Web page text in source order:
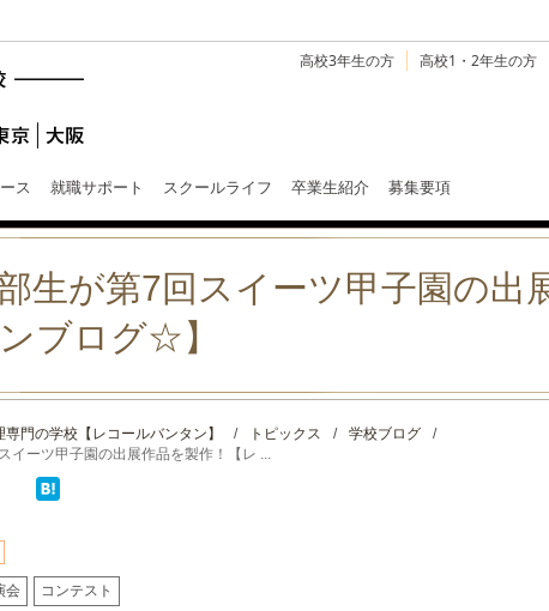
高校3年生の方 高校1・2年生の方
ス 就職サポート スクールライフ 卒業生紹介 募集要項
生が第7回スイーツ甲子園の出
ブログ☆】
門の学校【レコールバンタン】 / トピックス / 学校ブログ
/
イーツ甲子園の出展作品を製作！【レ ...
会 コンテスト